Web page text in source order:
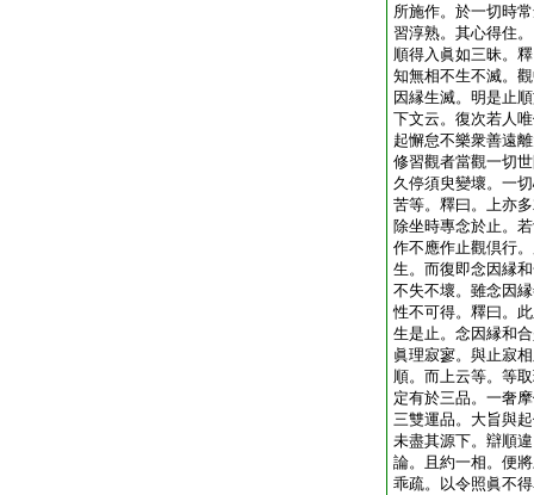
所施作。於一切時
習淳熟。其心得住
順得入眞如三昧。
知無相不生不滅。
因縁生滅。明是止
下文云。復次若人
起懈怠不樂衆善遠
修習觀者當觀一切
久停須臾變壞。一
苦等。釋曰。上亦
除坐時專念於止。
作不應作止觀倶行
生。而復即念因縁
不失不壞。雖念因
性不可得。釋曰。
生是止。念因縁和
眞理寂寥。與止寂
順。而上云等。等
定有於三品。一奢
三雙運品。大旨與
未盡其源下。辯順
論。且約一相。便
乖疏。以令照眞不